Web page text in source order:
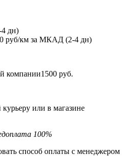
4 дн)
руб/км за МКАД (2-4 дн)
компании1500 руб.
или в магазине
100%
способ оплаты с менеджером